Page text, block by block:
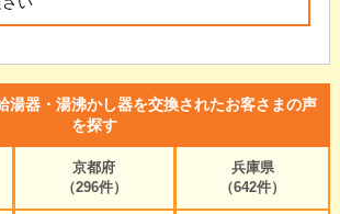
湯器・湯沸かし器を交換されたお客さまの声
を探す
京都府
（296件）
兵庫県
（642件）